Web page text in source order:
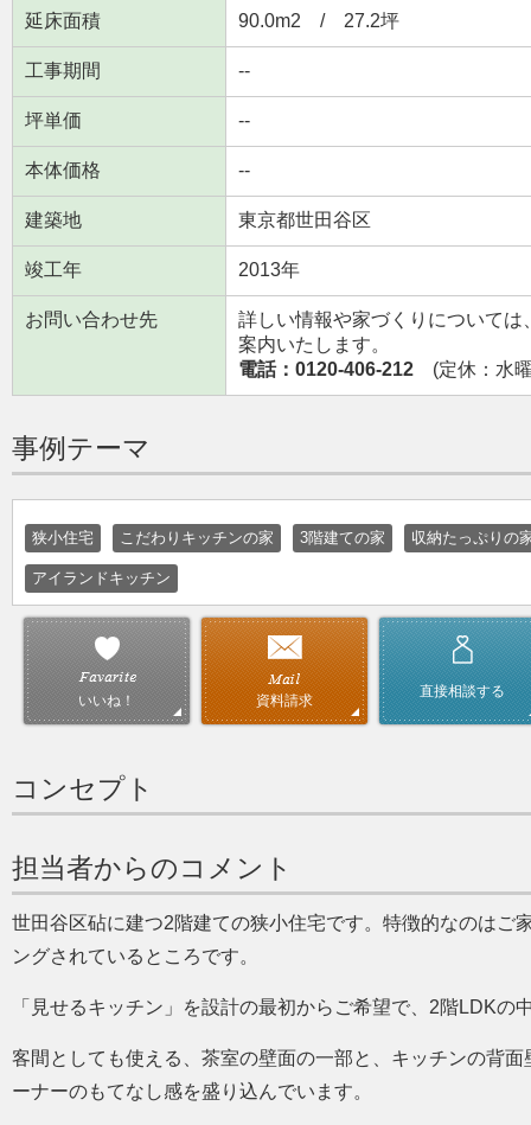
延床面積 90.0m2 / 27.2坪
工事期間 --
坪単価 --
本体価格 --
建築地 東京都世田谷区
竣工年 2013年
お問い合わせ先
詳しい情報や家づくりについて
案内いたします。
電話：0120-406-212 (定休：水
事例テーマ
狭小住宅 こだわりキッチンの家 3階建ての家 収納たっぷりの
アイランドキッチン
いいね！ 資料請求
直接相談する
コンセプト
担当者からのコメント
世田谷区砧に建つ2階建ての狭小住宅です。特徴的なのはご
ングされているところです。
見せるキッチン を設計の最初からご希望で、2階LDKの
客間としても使える、茶室の壁面の一部と、キッチンの背
ーナーのもてなし感を盛り込んでいます。